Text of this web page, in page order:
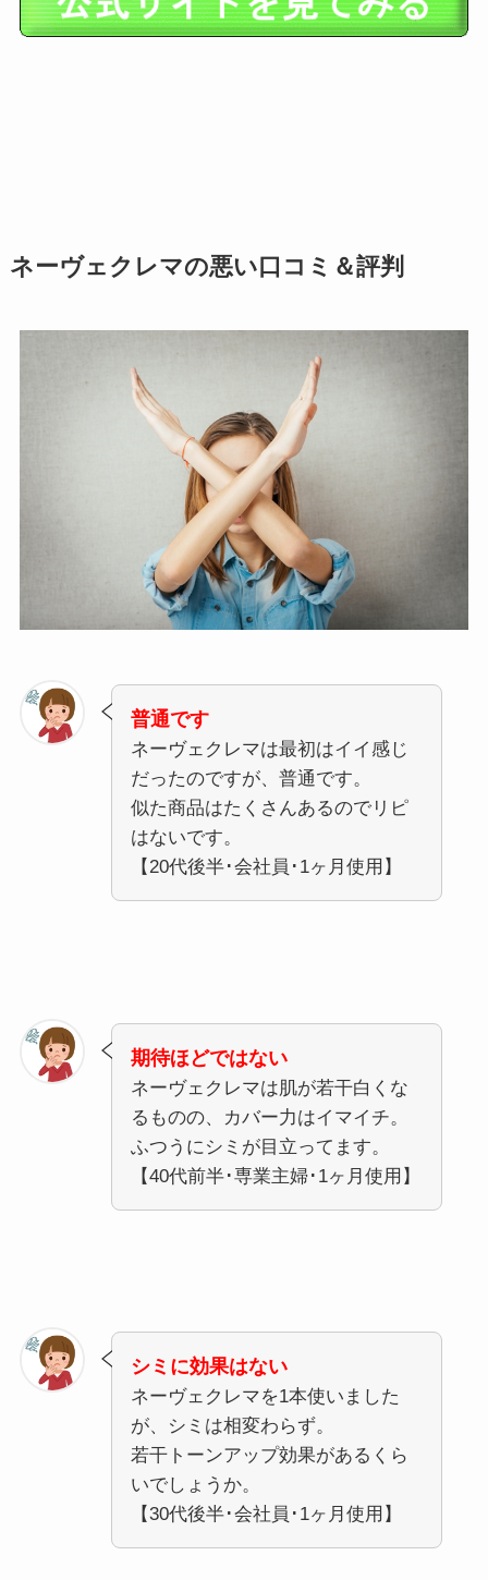
ネーヴェクレマの悪い口コミ＆評判
普通です
ネーヴェクレマは最初はイイ感じ
だったのですが、普通です。
似た商品はたくさんあるのでリピ
はないです。
【20代後半･会社員･1ヶ月使用】
期待ほどではない
ネーヴェクレマは肌が若干白くな
るものの、カバー力はイマイチ。
ふつうにシミが目立ってます。
【40代前半･専業主婦･1ヶ月使用】
シミに効果はない
ネーヴェクレマを1本使いました
が、シミは相変わらず。
若干トーンアップ効果があるくら
いでしょうか。
【30代後半･会社員･1ヶ月使用】